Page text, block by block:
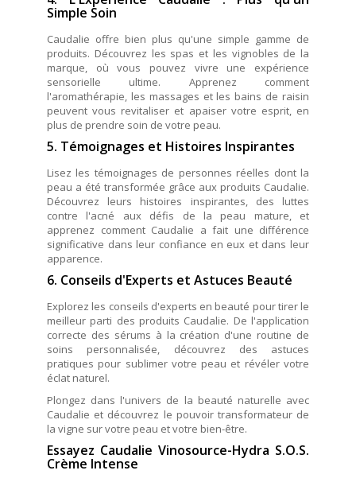
Simple Soin
Caudalie offre bien plus qu'une simple gamme de
produits. Découvrez les spas et les vignobles de la
marque, où vous pouvez vivre une expérience
sensorielle ultime. Apprenez comment
l'aromathérapie, les massages et les bains de raisin
peuvent vous revitaliser et apaiser votre esprit, en
plus de prendre soin de votre peau.
5. Témoignages et Histoires Inspirantes
Lisez les témoignages de personnes réelles dont la
peau a été transformée grâce aux produits Caudalie.
Découvrez leurs histoires inspirantes, des luttes
contre l'acné aux défis de la peau mature, et
apprenez comment Caudalie a fait une différence
significative dans leur confiance en eux et dans leur
apparence.
6. Conseils d'Experts et Astuces Beauté
Explorez les conseils d'experts en beauté pour tirer le
meilleur parti des produits Caudalie. De l'application
correcte des sérums à la création d'une routine de
soins personnalisée, découvrez des astuces
pratiques pour sublimer votre peau et révéler votre
éclat naturel.
Plongez dans l'univers de la beauté naturelle avec
Caudalie et découvrez le pouvoir transformateur de
la vigne sur votre peau et votre bien-être.
Essayez Caudalie Vinosource-Hydra S.O.S.
Crème Intense